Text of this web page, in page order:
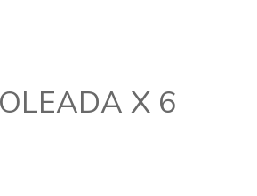
X 6